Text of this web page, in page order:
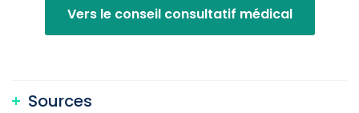
Vers le conseil consultatif médical
Sources